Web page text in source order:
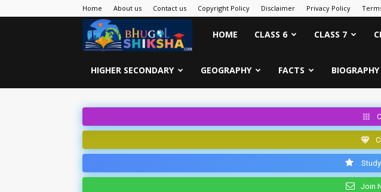
Home About us Contact us Copyright Policy Disclaimer Privacy Policy
Bhugol
Shiksha
HOME CLASS 6 CLASS 7
HIGHER SECONDARY GEOGRAPHY FACTS BIOGRAPHY
Join